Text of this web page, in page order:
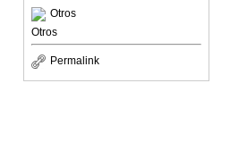
Otros
Otros
Permalink